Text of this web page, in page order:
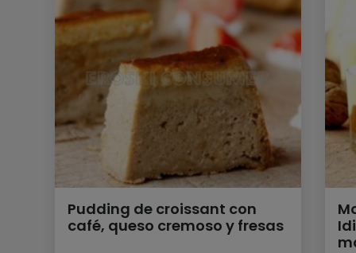
Pudding de croissant con
café, queso cremoso y fresas